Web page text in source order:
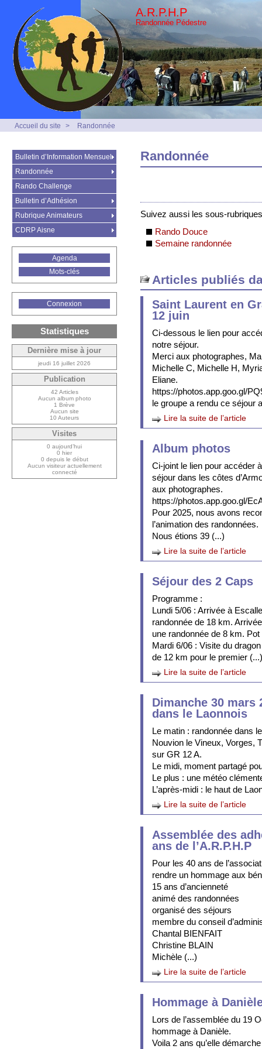
A.R.P.H.P
Randonnée Pédestre
Accueil du site > Randonnée
Randonnée
Suivez aussi les sous-
Rando Douce
Semaine randonnée
Articles publiés
Saint Laurent en
12 juin
Ci-dessous le lien pour
notre séjour.
Merci aux photographes,
Michelle C, Michelle H,
Eliane.
https://photos.app.goo.gl/
le groupe a rendu ce séjour
Lire la suite de l’article
Album photos
Ci-joint le lien pour accéder
séjour dans les côtes
aux photographes.
https://photos.app.goo.gl/
Pour 2025, nous avons
l’animation des randonnées.
Nous étions 39 (...)
Lire la suite de l’article
Séjour des 2 Caps
Programme :
Lundi 5/06 : Arrivée à
randonnée de 18 km.
une randonnée de 8 km.
Mardi 6/06 : Visite du
de 12 km pour le premier (...)
Lire la suite de l’article
Dimanche 30 mars
dans le Laonnois
Le matin : randonnée dans
Nouvion le Vineux, Vorges,
sur GR 12 A.
Le midi, moment partagé
Le plus : une météo
L’après-midi : le haut de
Lire la suite de l’article
Assemblée des
ans de l’A.R.P.H.P
Pour les 40 ans de
rendre un hommage aux
15 ans d’ancienneté
animé des randonnées
organisé des séjours
membre du conseil
Chantal BIENFAIT
Christine BLAIN
Michèle (...)
Lire la suite de l’article
Hommage à
Lors de l’assemblée du 19
hommage à Danièle.
Voila 2 ans qu’elle
Bulletin d’Information Mensuel
Randonnée
Rando Challenge
Bulletin d’Adhésion
Rubrique Animateurs
CDRP Aisne
Agenda
Mots-clés
Connexion
Statistiques
Dernière mise à jour
jeudi 16 juillet 2026
Publication
42 Articles
Aucun album photo
1 Brève
Aucun site
10 Auteurs
Visites
0 aujourd’hui
0 hier
0 depuis le début
Aucun visiteur actuellement
connecté